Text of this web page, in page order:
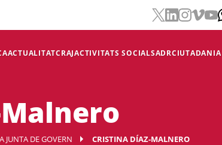
ACTUALITATCRAJACTIVITATS SOCIALSADRCIUTADANIA
JUNTA DE GOVERN CRISTINA DÍAZ-MALNERO